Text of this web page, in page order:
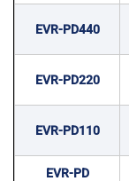
EVR-PD440
EVR-PD220
EVR-PD110
EVR-PD